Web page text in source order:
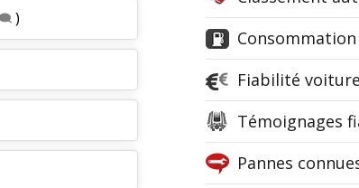
)
Fiabilité
Témoignages
Pannes